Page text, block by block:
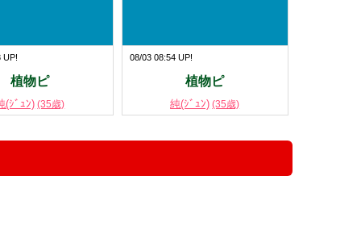
UP!
植物ピ
(ｼﾞｭﾝ) (35歳)
08/03 08:54 UP!
植物ピ
純(ｼﾞｭﾝ) (35歳)